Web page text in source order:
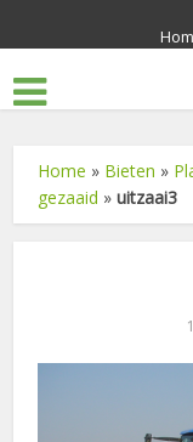
Home » Bieten »
gezaaid »uitzaai3